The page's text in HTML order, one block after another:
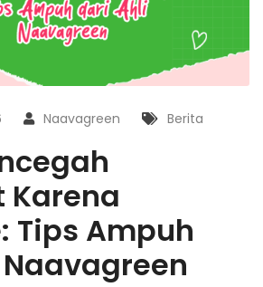
Naavagreen Berita
Karena
Tips Ampuh